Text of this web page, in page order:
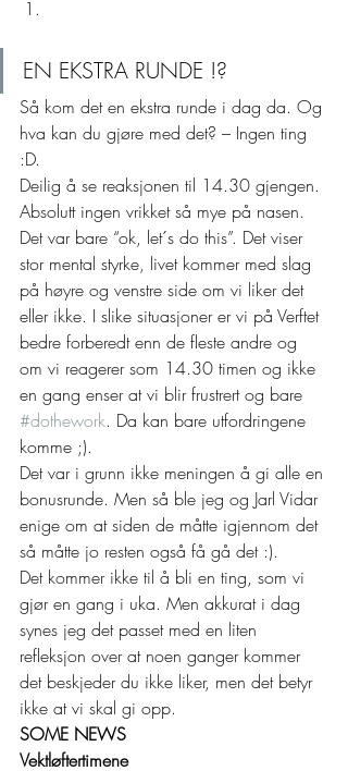
EN EKSTRA RUNDE !?
Så kom det en ekstra runde i dag da. Og
hva kan du gjøre med det? – Ingen ting
:D.
Deilig å se reaksjonen til 14.30 gjengen.
Absolutt ingen vrikket så mye på nasen.
Det var bare “ok, let´s do this”. Det viser
stor mental styrke, livet kommer med slag
på høyre og venstre side om vi liker det
eller ikke. I slike situasjoner er vi på Verftet
bedre forberedt enn de fleste andre og
om vi reagerer som 14.30 timen og ikke
en gang enser at vi blir frustrert og bare
#dothework. Da kan bare utfordringene
komme ;).
Det var i grunn ikke meningen å gi alle en
bonusrunde. Men så ble jeg og Jarl Vidar
enige om at siden de måtte igjennom det
så måtte jo resten også få gå det :).
Det kommer ikke til å bli en ting, som vi
gjør en gang i uka. Men akkurat i dag
synes jeg det passet med en liten
refleksjon over at noen ganger kommer
det beskjeder du ikke liker, men det betyr
ikke at vi skal gi opp.
SOME NEWS
Vektløftertimene